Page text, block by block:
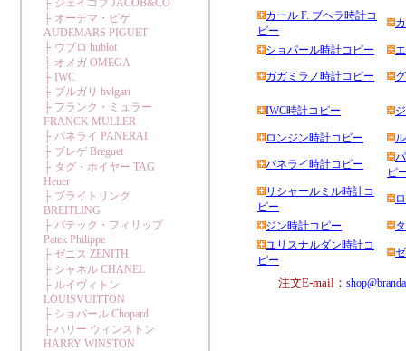
カール F. ブヘラ時計コ
ピー
ショパール時計コピー
ガガミラノ時計コピー
IWC時計コピー
ロンジン時計コピー
パネライ時計コピー
ピ
リシャールミル時計コ
ピー
ジン時計コピー
ユリスナルダン時計コ
ピー
注文E-mail：